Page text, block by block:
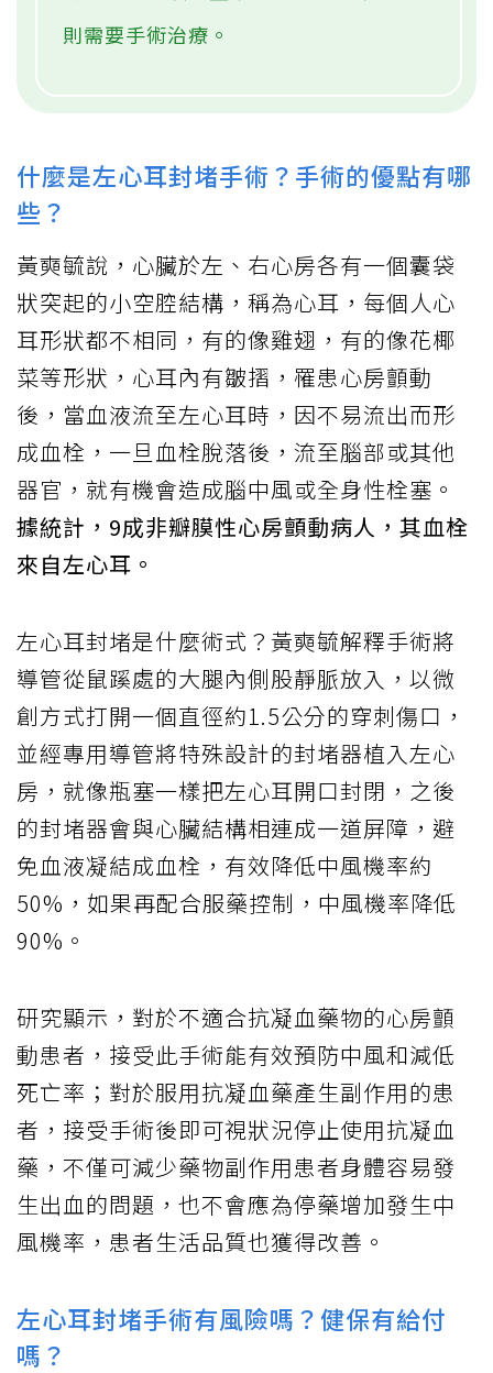
則需要手術治療。
什麼是左心耳封堵手術？手術的優點有哪
些？
黃奭毓說，心臟於左、右心房各有一個囊袋
狀突起的小空腔結構，稱為心耳，每個人心
耳形狀都不相同，有的像雞翅，有的像花椰
菜等形狀，心耳內有皺摺，罹患心房顫動
後，當血液流至左心耳時，因不易流出而形
成血栓，一旦血栓脫落後，流至腦部或其他
器官，就有機會造成腦中風或全身性栓塞。
據統計，9成非瓣膜性心房顫動病人，其血栓
來自左心耳。
左心耳封堵是什麼術式？黃奭毓解釋手術將
導管從鼠蹊處的大腿內側股靜脈放入，以微
創方式打開一個直徑約1.5公分的穿刺傷口，
並經專用導管將特殊設計的封堵器植入左心
房，就像瓶塞一樣把左心耳開口封閉，之後
的封堵器會與心臟結構相連成一道屏障，避
免血液凝結成血栓，有效降低中風機率約
50%，如果再配合服藥控制，中風機率降低
90%。
研究顯示，對於不適合抗凝血藥物的心房顫
動患者，接受此手術能有效預防中風和減低
死亡率；對於服用抗凝血藥產生副作用的患
者，接受手術後即可視狀況停止使用抗凝血
藥，不僅可減少藥物副作用患者身體容易發
生出血的問題，也不會應為停藥增加發生中
風機率，患者生活品質也獲得改善。
左心耳封堵手術有風險嗎？健保有給付
嗎？